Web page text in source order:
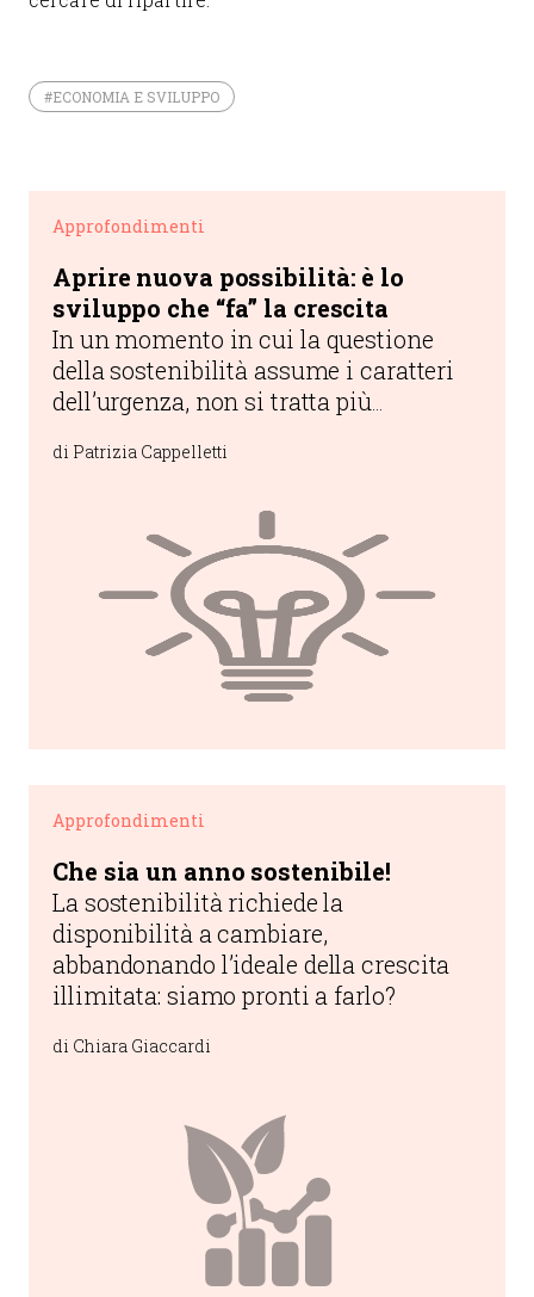
#ECONOMIA E SVILUPPO
Approfondimenti
Aprire nuova possibilità: è lo
sviluppo che “fa” la crescita
In un momento in cui la questione
della sostenibilità assume i caratteri
dell’urgenza, non si tratta più
opportunità, quanto di aprirne di
di Patrizia Cappelletti
Approfondimenti
Che sia un anno sostenibile!
La sostenibilità richiede la
disponibilità a cambiare,
abbandonando l’ideale della crescita
illimitata: siamo pronti a farlo?
di Chiara Giaccardi